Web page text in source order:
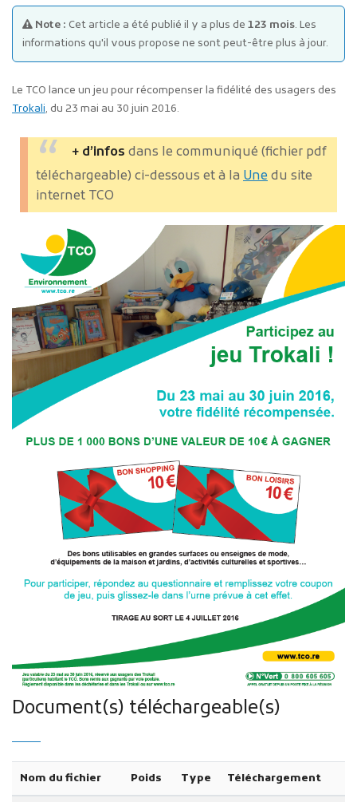
Publicité des actes
Marchés publics
Projets financés par l'Europe
Plans d'accès
Note : Cet article a été publié il y a plus de 123 mois. Les
informations qu'il vous propose ne sont peut-être plus à jour.
Le TCO lance un jeu pour récompenser la fidélité des usagers des
Trokali, du 23 mai au 30 juin 2016.
+ d’infos dans le communiqué (fichier pdf
téléchargeable) ci-dessous et à la Une du site
internet TCO
Document(s) téléchargeable(s)
Nom du fichier Poids Type Téléchargement